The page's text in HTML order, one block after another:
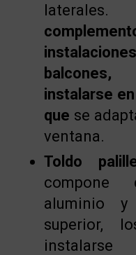
instalarse
que se
ventana.
Toldo
compone
aluminio
superior,
instalarse